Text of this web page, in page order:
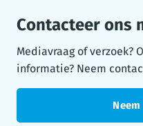
Contacteer ons
Mediavraag of verzoek?
informatie? Neem